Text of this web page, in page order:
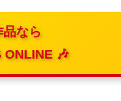
品なら
ONLINE 🎶